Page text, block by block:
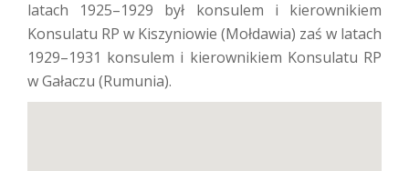
latach 1925–1929 był konsulem i kierownikiem
Konsulatu RP w Kiszyniowie (Mołdawia) zaś w latach
1929–1931 konsulem i kierownikiem Konsulatu RP
w Gałaczu (Rumunia).